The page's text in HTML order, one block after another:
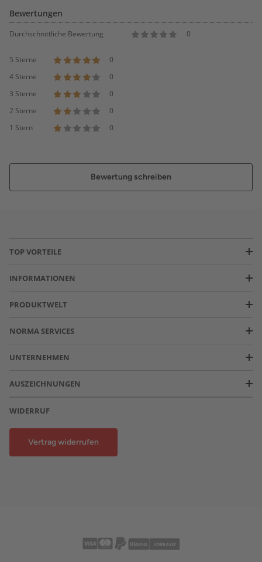
Bewertungen
Durchschnittliche Bewertung 0
5 Sterne
0
4 Sterne
0
3 Sterne
0
2 Sterne
0
1 Stern
0
Bewertung schreiben
TOP VORTEILE
INFORMATIONEN
PRODUKTWELT
NORMA SERVICES
UNTERNEHMEN
AUSZEICHNUNGEN
WIDERRUF
Vertrag widerrufen